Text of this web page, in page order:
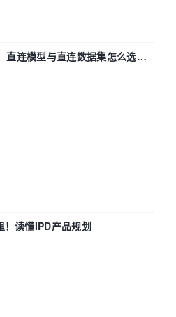
连模型与直连数据集怎么选，
技术团队
！读懂IPD产品规划